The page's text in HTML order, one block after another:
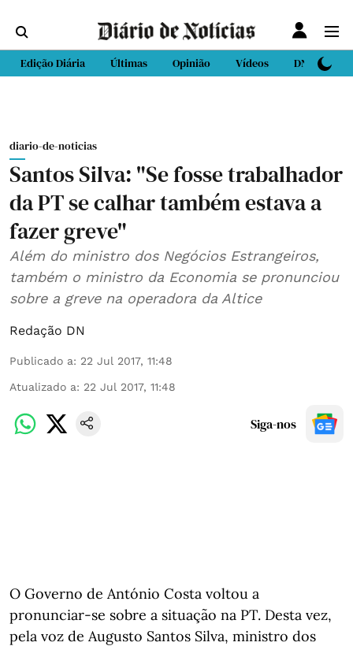
Edição Diária Últimas Opinião Vídeos DN Sport
diario-de-noticias
Santos Silva: "Se fosse trabalhador
da PT se calhar também estava a
fazer greve"
Além do ministro dos Negócios Estrangeiros,
também o ministro da Economia se pronunciou
sobre a greve na operadora da Altice
Redação DN
Publicado a: 22 Jul 2017, 11:48
Atualizado a: 22 Jul 2017, 11:48
Siga-nos
O Governo de António Costa voltou a
pronunciar-se sobre a situação na PT. Desta vez,
pela voz de Augusto Santos Silva, ministro dos